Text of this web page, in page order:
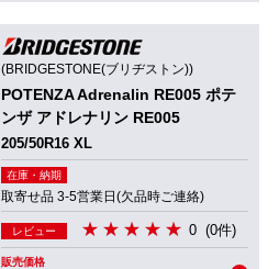
(BRIDGESTONE(ブリヂストン))
POTENZA Adrenalin RE005 ポテ
ンザ アドレナリン RE005
205/50R16 XL
在庫・納期
取寄せ品 3-5営業日(欠品時ご連絡)
レビュー 0 (0件)
販売価格